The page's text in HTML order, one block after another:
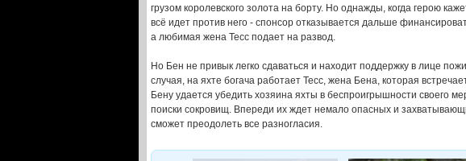
грузом королевского золота на борту. Но однажды, когда герою
всё идет против него - спонсор отказывается дальше
а любимая жена Тесс подает на развод.
Но Бен не привык легко сдаваться и находит поддержку в лице
случая, на яхте богача работает Тесс, жена Бена, которая
Бену удается убедить хозяина яхты в беспроигрышности своего
поиски сокровищ. Впереди их ждет немало опасных и
сможет преодолеть все разногласия.